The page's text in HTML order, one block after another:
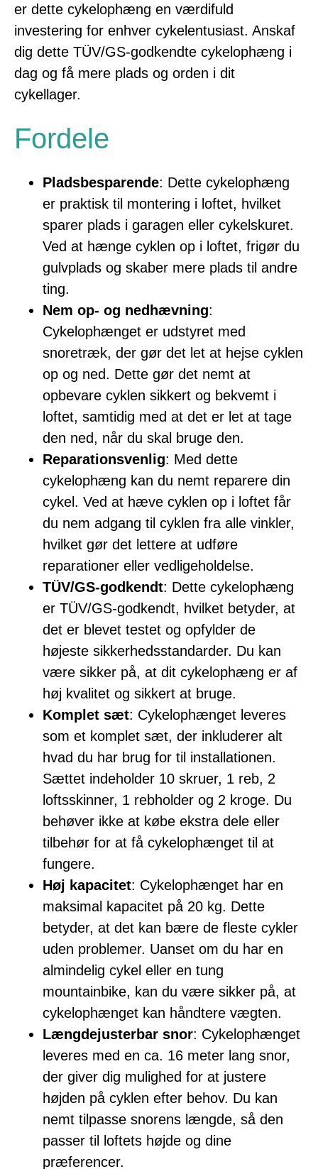
er dette cykelophæng en værdifuld
investering for enhver cykelentusiast. Anskaf
dig dette TÜV/GS-godkendte cykelophæng i
dag og få mere plads og orden i dit
cykellager.
Fordele
Pladsbesparende: Dette cykelophæng
er praktisk til montering i loftet, hvilket
sparer plads i garagen eller cykelskuret.
Ved at hænge cyklen op i loftet, frigør du
gulvplads og skaber mere plads til andre
ting.
Nem op- og nedhævning:
Cykelophænget er udstyret med
snoretræk, der gør det let at hejse cyklen
op og ned. Dette gør det nemt at
opbevare cyklen sikkert og bekvemt i
loftet, samtidig med at det er let at tage
den ned, når du skal bruge den.
Reparationsvenlig: Med dette
cykelophæng kan du nemt reparere din
cykel. Ved at hæve cyklen op i loftet får
du nem adgang til cyklen fra alle vinkler,
hvilket gør det lettere at udføre
reparationer eller vedligeholdelse.
TÜV/GS-godkendt: Dette cykelophæng
er TÜV/GS-godkendt, hvilket betyder, at
det er blevet testet og opfylder de
højeste sikkerhedsstandarder. Du kan
være sikker på, at dit cykelophæng er af
høj kvalitet og sikkert at bruge.
Komplet sæt: Cykelophænget leveres
som et komplet sæt, der inkluderer alt
hvad du har brug for til installationen.
Sættet indeholder 10 skruer, 1 reb, 2
loftsskinner, 1 rebholder og 2 kroge. Du
behøver ikke at købe ekstra dele eller
tilbehør for at få cykelophænget til at
fungere.
Høj kapacitet: Cykelophænget har en
maksimal kapacitet på 20 kg. Dette
betyder, at det kan bære de fleste cykler
uden problemer. Uanset om du har en
almindelig cykel eller en tung
mountainbike, kan du være sikker på, at
cykelophænget kan håndtere vægten.
Længdejusterbar snor: Cykelophænget
leveres med en ca. 16 meter lang snor,
der giver dig mulighed for at justere
højden på cyklen efter behov. Du kan
nemt tilpasse snorens længde, så den
passer til loftets højde og dine
præferencer.